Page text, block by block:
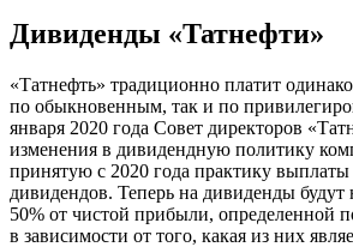
Дивиденды «Татнефти»
«Татнефть» традиционно платит
по обыкновенным, так и по
января 2020 года Совет директоров
изменения в дивидендную политику
принятую с 2020 года практику
дивидендов. Теперь на дивиденды будут
50% от чистой прибыли,
в зависимости от того, какая из них